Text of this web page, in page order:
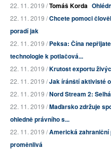
22. 11. 2019 /Tomáš Korda
22. 11. 2019 /Chcete pomoci
poradí jak
22. 11. 2019 /Peksa: Čína
technologie k potlačová...
22. 11. 2019 /Krutost exportu
22. 11. 2019 /Jak íránští aktivisté
22. 11. 2019 /Nord Stream 2:
22. 11. 2019 /Maďarsko zdržuje
ohledně právního s...
22. 11. 2019 /Americká zahraniční
proměnlivá